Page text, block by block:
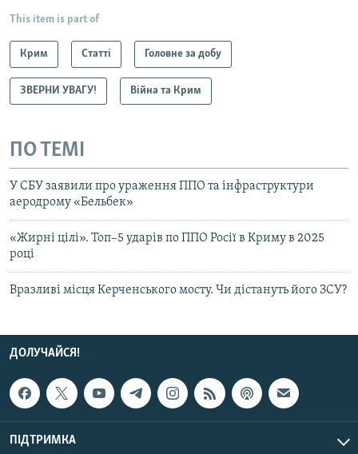
This item is part of
Крим Статті Головне за добу
ЗВЕРНИ УВАГУ! Війна та Крим
ПО ТЕМІ
У СБУ заявили про ураження ППО та інфраструктури
аеродрому «Бельбек»
«Жирні цілі». Топ–5 ударів по ППО Росії в Криму в 2025
році
Вразливі місця Керченського мосту. Чи дістануть його ЗСУ?
ДОЛУЧАЙСЯ!
ПІДТРИМКА